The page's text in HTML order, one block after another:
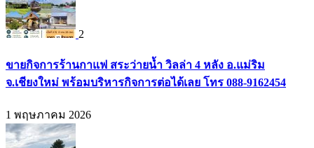
2
ขายกิจการร้านกาแฟ สระว่ายน้ำ วิลล่า 4 หลัง อ.แม่ริม
จ.เชียงใหม่ พร้อมบริหารกิจการต่อได้เลย โทร 088-9162454
1 พฤษภาคม 2026